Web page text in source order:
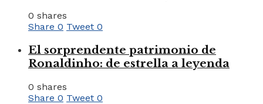
0 shares
Share 0 Tweet 0
El sorprendente patrimonio de
Ronaldinho: de estrella a leyenda
0 shares
Share 0 Tweet 0